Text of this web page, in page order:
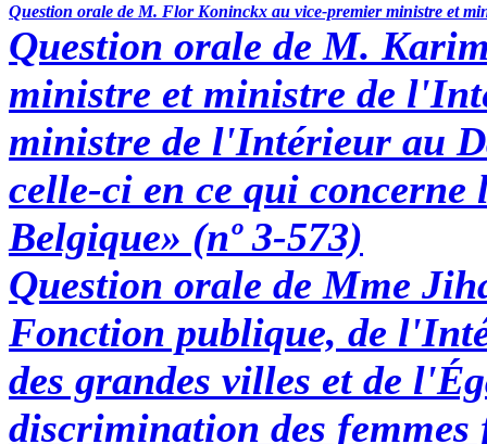
Question orale de M. Flor Koninckx au vice-premier ministre et
Question orale de M.
ministre et ministre de
ministre de l'Intérieur au
celle-ci en ce qui concerne
Belgique» (nº 3-573)
Question orale de Mme
Fonction publique, de
des grandes villes et de
discrimination des